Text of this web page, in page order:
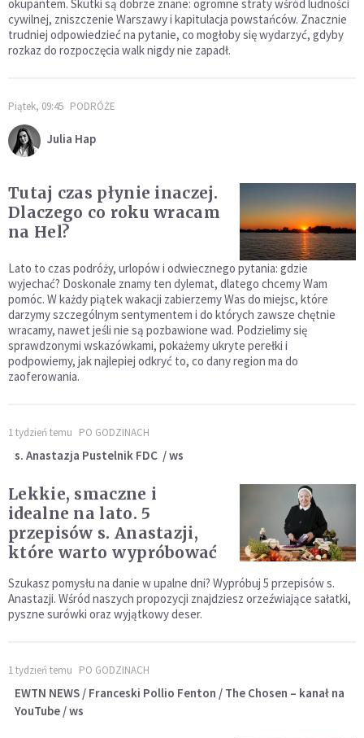
okupantem. Skutki są dobrze znane: ogromne straty wśród ludności
cywilnej, zniszczenie Warszawy i kapitulacja powstańców. Znacznie
trudniej odpowiedzieć na pytanie, co mogłoby się wydarzyć, gdyby
rozkaz do rozpoczęcia walk nigdy nie zapadł.
Piątek, 09:45 PODRÓŻE
Julia Hap
Tutaj czas płynie inaczej.
Dlaczego co roku wracam
na Hel?
Lato to czas podróży, urlopów i odwiecznego pytania: gdzie
wyjechać? Doskonale znamy ten dylemat, dlatego chcemy Wam
pomóc. W każdy piątek wakacji zabierzemy Was do miejsc, które
darzymy szczególnym sentymentem i do których zawsze chętnie
wracamy, nawet jeśli nie są pozbawione wad. Podzielimy się
sprawdzonymi wskazówkami, pokażemy ukryte perełki i
podpowiemy, jak najlepiej odkryć to, co dany region ma do
zaoferowania.
1 tydzień temu PO GODZINACH
s. Anastazja Pustelnik FDC / ws
Lekkie, smaczne i
idealne na lato. 5
przepisów s. Anastazji,
które warto wypróbować
Szukasz pomysłu na danie w upalne dni? Wypróbuj 5 przepisów s.
Anastazji. Wśród naszych propozycji znajdziesz orzeźwiające sałatki,
pyszne surówki oraz wyjątkowy deser.
1 tydzień temu PO GODZINACH
EWTN NEWS / Franceski Pollio Fenton / The Chosen – kanał na
YouTube / ws